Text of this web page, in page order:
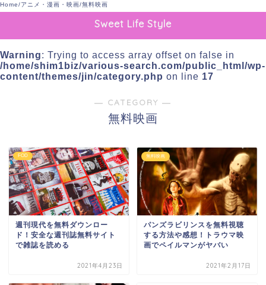
Home/アニメ・漫画・映画/無料映画
Sweet Life Style
Warning: Trying to access array offset on false in
/home/shim1biz/various-search.com/public_html/wp-
content/themes/jin/category.php on line 17
― CATEGORY ―
無料映画
FOD
週刊現代を無料ダウンロー
ド！安全な週刊誌無料サイト
で雑誌を読める
2021年4月23日
無料映画
パンズラビリンスを無料視聴
する方法や感想！トラウマ映
画でペイルマンがヤバい
2021年2月17日